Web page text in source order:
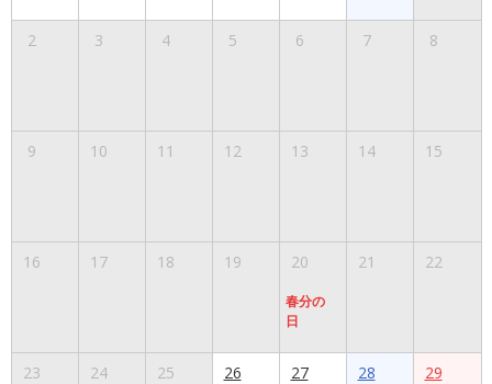
2 3 4 5 6 7 8
9 10 11 12 13 14 15
16 17 18 19 20
春分の
日
21 22
23 24 25 26 27 28 29